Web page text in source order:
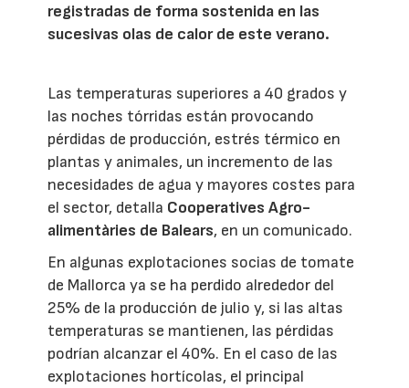
registradas de forma sostenida en las
sucesivas olas de calor de este verano.
Las temperaturas superiores a 40 grados y
las noches tórridas están provocando
pérdidas de producción, estrés térmico en
plantas y animales, un incremento de las
necesidades de agua y mayores costes para
el sector, detalla Cooperatives Agro-
alimentàries de Balears, en un comunicado.
En algunas explotaciones socias de tomate
de Mallorca ya se ha perdido alrededor del
25% de la producción de julio y, si las altas
temperaturas se mantienen, las pérdidas
podrían alcanzar el 40%. En el caso de las
explotaciones hortícolas, el principal